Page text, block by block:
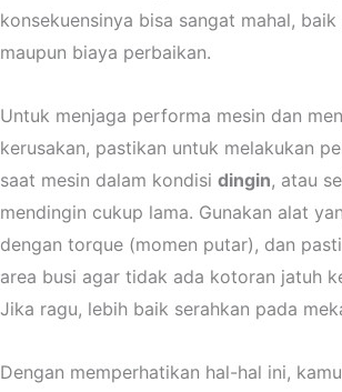
konsekuensinya bisa sangat mahal,
maupun biaya perbaikan.
Untuk menjaga performa mesin dan
kerusakan, pastikan untuk melakukan
saat mesin dalam kondisi dingin, atau
mendingin cukup lama. Gunakan alat
dengan torque (momen putar), dan
area busi agar tidak ada kotoran jatuh
Jika ragu, lebih baik serahkan pada
Dengan memperhatikan hal-hal ini,